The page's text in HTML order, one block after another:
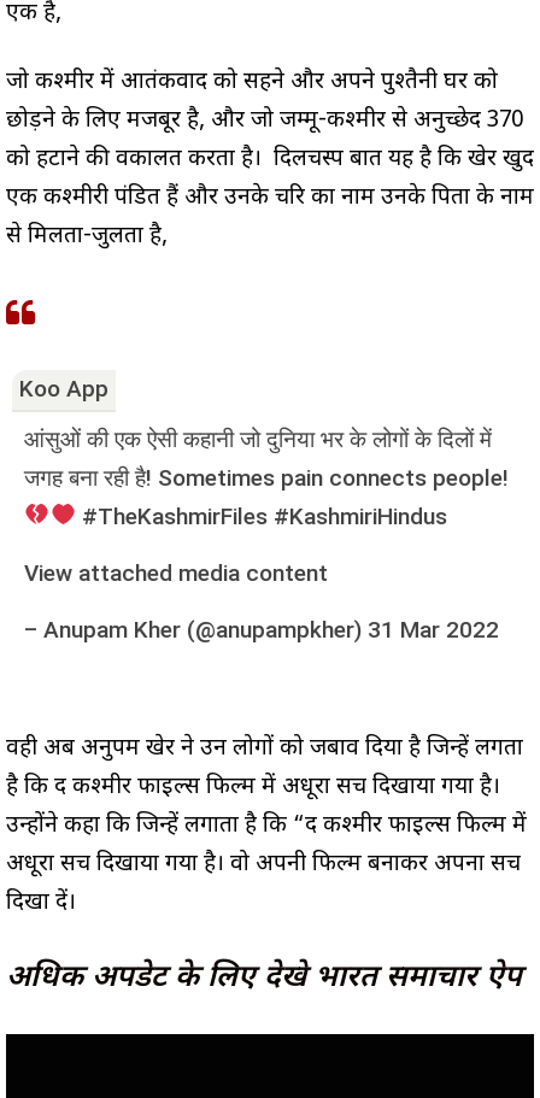
एक है,
जो कश्मीर में आतंकवाद को सहने और अपने पुश्तैनी घर को
छोड़ने के लिए मजबूर है, और जो जम्मू-कश्मीर से अनुच्छेद 370
को हटाने की वकालत करता है। दिलचस्प बात यह है कि खेर खुद
एक कश्मीरी पंडित हैं और उनके चरित्र का नाम उनके पिता के नाम
से मिलता-जुलता है,
Koo App
आंसुओं की एक ऐसी कहानी जो दुनिया भर के लोगों के दिलों में
जगह बना रही है! Sometimes pain connects people!
#TheKashmirFiles #KashmiriHindus
View attached media content
– Anupam Kher (@anupampkher) 31 Mar 2022
वही अब अनुपम खेर ने उन लोगों को जबाव दिया है जिन्हें लगता
है कि द कश्मीर फाइल्स फिल्म में अधूरा सच दिखाया गया है।
उन्होंने कहा कि जिन्हें लगाता है कि “द कश्मीर फाइल्स फिल्म में
अधूरा सच दिखाया गया है। वो अपनी फिल्म बनाकर अपना सच
दिखा दें।
अधिक अपडेट के लिए देखे भारत समाचार ऐप